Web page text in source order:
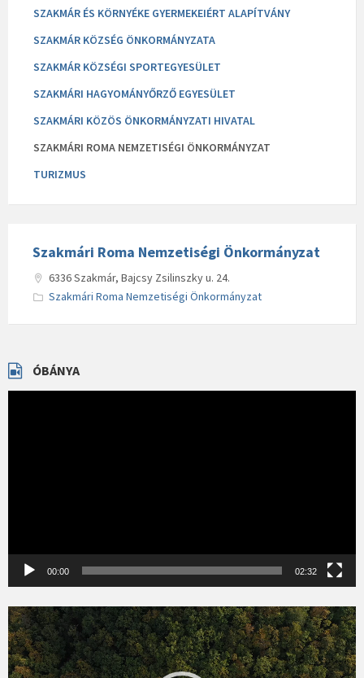
SZAKMÁR ÉS KÖRNYÉKE GYERMEKEIÉRT ALAPÍTVÁNY
SZAKMÁR KÖZSÉG ÖNKORMÁNYZATA
SZAKMÁR KÖZSÉGI SPORTEGYESÜLET
SZAKMÁRI HAGYOMÁNYŐRZŐ EGYESÜLET
SZAKMÁRI KÖZÖS ÖNKORMÁNYZATI HIVATAL
SZAKMÁRI ROMA NEMZETISÉGI ÖNKORMÁNYZAT
TURIZMUS
Szakmári Roma Nemzetiségi Önkormányzat
6336 Szakmár, Bajcsy Zsilinszky u. 24.
Szakmári Roma Nemzetiségi Önkormányzat
ÓBÁNYA
00:00 02:32
Videólejátszó